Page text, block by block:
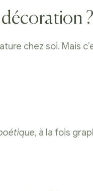
?
chez soi. Mais
, à la fois